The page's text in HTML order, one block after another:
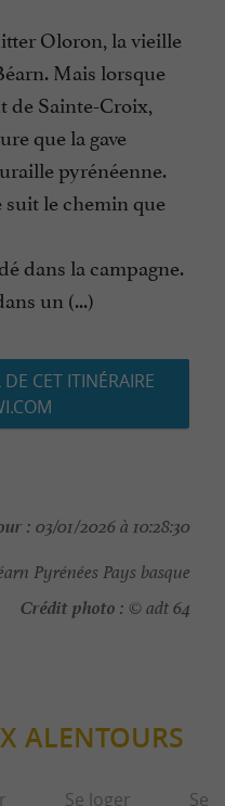
Oloron, la vieille
Mais lorsque
de Sainte-Croix,
que la gave
pyrénéenne.
suit le chemin que
dans la campagne.
un (...)
CET ITINÉRAIRE
: 03/01/2026 à 10:28:30
Pyrénées Pays basque
Crédit photo : © adt 64
ALENTOURS
Se loger Se